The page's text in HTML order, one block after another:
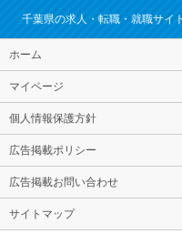
千葉県の求人・転職・就職サイ
ホーム
マイページ
個人情報保護方針
広告掲載ポリシー
広告掲載お問い合わせ
サイトマップ